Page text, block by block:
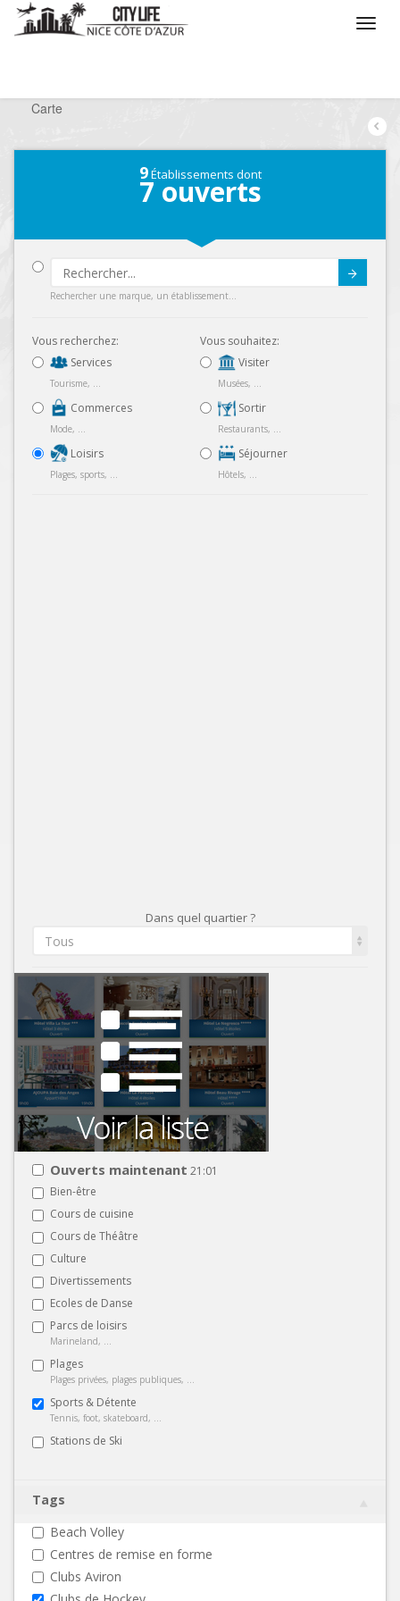
Carte
9Établissements dont
7 ouverts
Rechercher une marque, un établissement...
Vous recherchez:
Services
Tourisme, ...
Commerces
Mode, ...
Loisirs
Plages, sports, ...
Vous souhaitez:
Visiter
Musées, ...
Sortir
Restaurants, ...
Séjourner
Hôtels, ...
Dans quel quartier ?
Tous
Ouverts maintenant 21:01
Bien-être
Cours de cuisine
Cours de Théâtre
Culture
Divertissements
Ecoles de Danse
Parcs de loisirs
Marineland, ...
Plages
Plages privées, plages publiques, ...
Sports & Détente
Tennis, foot, skateboard, ...
Stations de Ski
Tags
Beach Volley
Centres de remise en forme
Clubs Aviron